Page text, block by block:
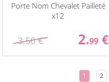
Porte Nom Chevalet Pailleté
x12
3.50 € 2.99 €
1 2